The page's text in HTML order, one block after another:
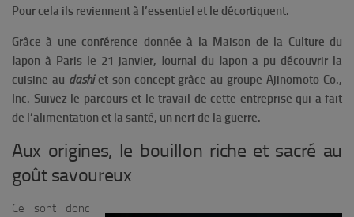
Pour cela ils reviennent à l’essentiel et le décortiquent.
Grâce à une conférence donnée à la Maison de la Culture du
Japon à Paris le 21 janvier, Journal du Japon a pu découvrir la
cuisine au dashiet son concept grâce au groupe Ajinomoto Co.,
Inc. Suivez le parcours et le travail de cette entreprise qui a fait
de l’alimentation et la santé, un nerf de la guerre.
Aux origines, le bouillon riche et sacré au
goût savoureux
Ce sont donc